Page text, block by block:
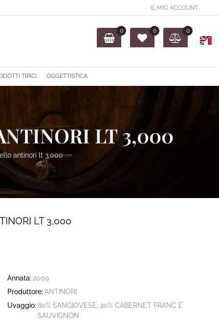
IL MIO ACCOUNT
0 0 0
TIPICI OGGETTISTICA
LT 3,000
antinori lt 3,000
LT 3,000
Annata: 2009
Produttore: ANTINORI
Uvaggio: 80% SANGIOVESE, 20% CABERNET FRANC E
SAUVIGNON